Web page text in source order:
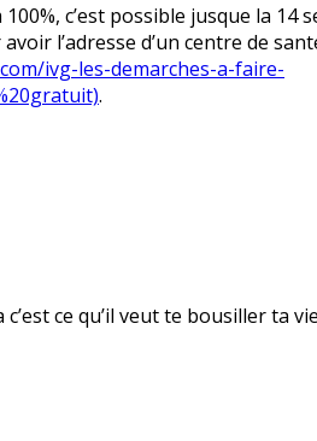
c’est possible jusque la 14
l’adresse d’un centre de
ivg-les-demarches-a-faire-
.
ce qu’il veut te bousiller ta